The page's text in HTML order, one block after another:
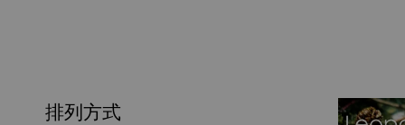
排列方式